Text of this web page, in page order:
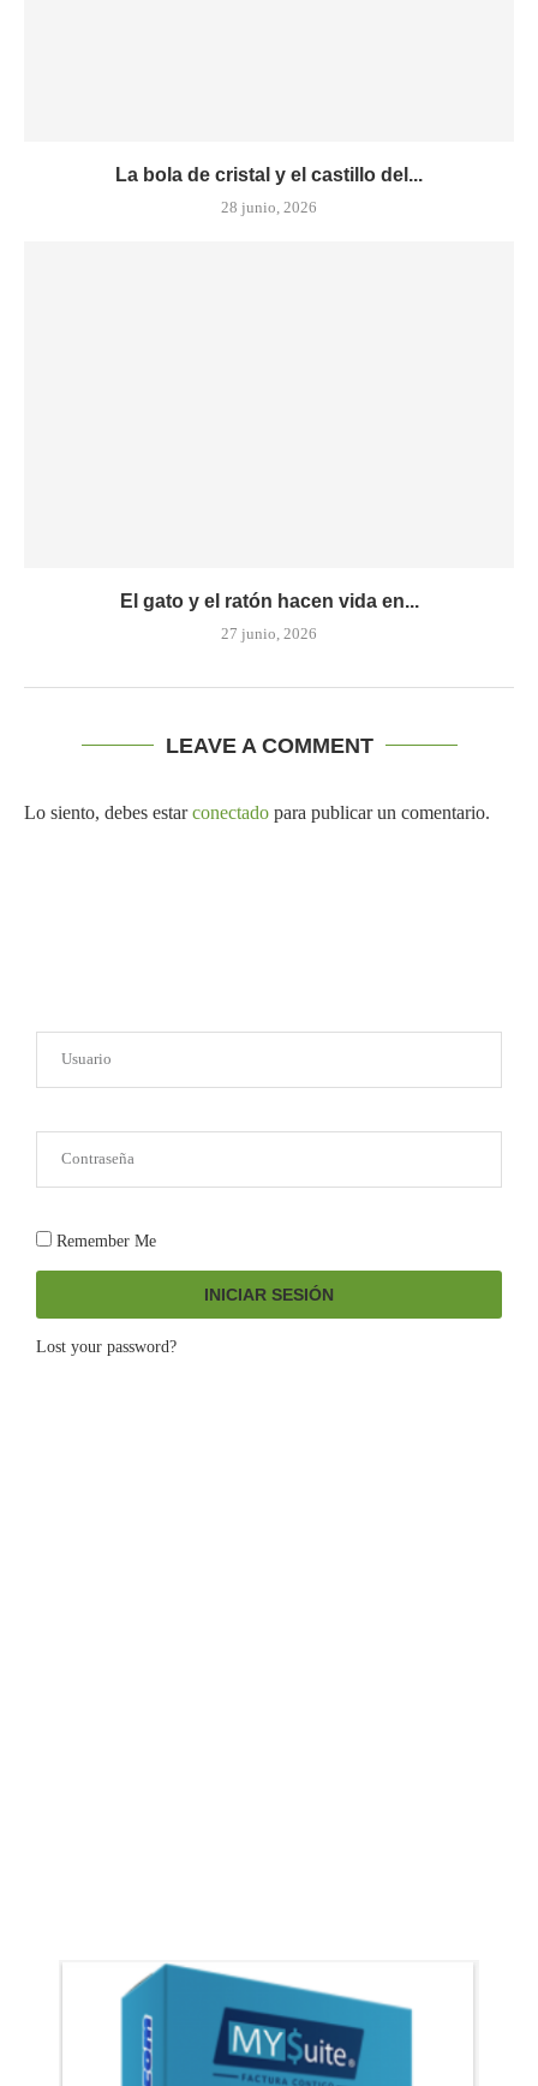
La bola de cristal y el castillo del...
28 junio, 2026
El gato y el ratón hacen vida en...
27 junio, 2026
LEAVE A COMMENT
Lo siento, debes estarconectado para publicar un comentario.
Remember Me
INICIAR SESIÓN
Lost your password?